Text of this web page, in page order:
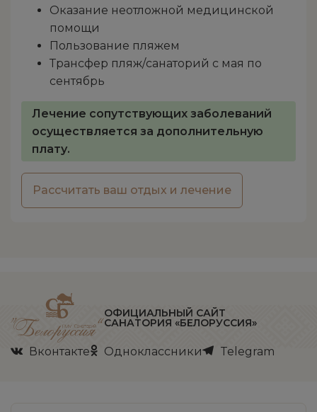
Оказание неотложной медицинской
помощи
Пользование пляжем
Трансфер пляж/санаторий с мая по
сентябрь
Лечение сопутствующих заболеваний
осуществляется за дополнительную
плату.
Рассчитать ваш отдых и лечение
ОФИЦИАЛЬНЫЙ САЙТ
САНАТОРИЯ «БЕЛОРУССИЯ»
Вконтакте Одноклассники Telegram